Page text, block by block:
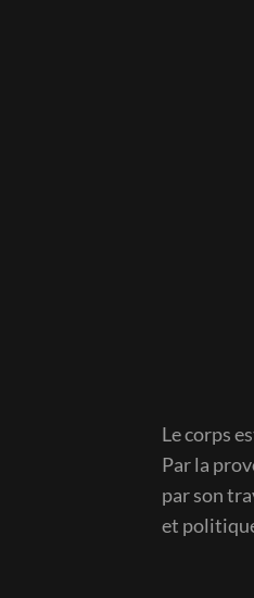
Le corps
Par la
par son
et